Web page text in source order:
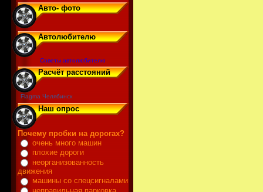
Авто- фото
Автолюбителю
Советы автолюбителю
Расчёт расстояний
Flagma Челябинск
Наш опрос
Почему пробки на дорогах?
очень много машин
плохие дороги
неорганизованность
движения
машины со спецсигналами